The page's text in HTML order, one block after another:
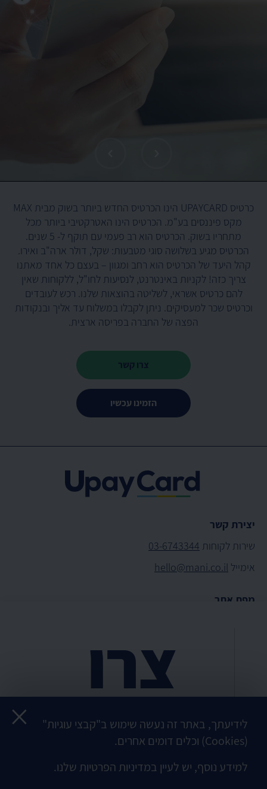
לידיעתך, באתר זה נעשה שימוש ב"קבצי עוגיות"
(Cookies) וכלים דומים אחרים.
למידע נוסף, יש לעיין במדיניות הפרטיות שלנו.
כרטיס UPAYCARD הינו הכרטיס החדש ביותר בשוק מבית MAX
מקס פיננסים בע"מ. הכרטיס הינו האטרקטיבי ביותר מכל
מתחריו בשוק. הכרטיס הוא רב פעמי עם תוקף ל- 5 שנים.
הכרטיס מגיע בשלושה סוגי מטבעות: שקל, דולר ארה"ב ואירו.
קהל היעד של הכרטיס הוא רחב ומגוון – בעצם כל אחד מאתנו
צריך כזה! לקניות באינטרנט, לנסיעות לחו"ל, ללקוחות שאין
להם כרטיס אשראי, לשליטה בהוצאות שלנו. רכש לעובדים
וכרטיס שכר למעסיקים. ניתן לקבלו במשלוח עד אליך ובנקודות
הפצה של החברה בפריסה ארצית.
צרו קשר
הזמינו עכשיו
צרו
קשר
הזמינו עכשיו ב-WhatsApp
יצירת קשר
שירות לקוחות 03-6743344
אימייל hello@mani.co.il
מפת אתר
שאלות ותשובות
תנאי שימוש באתר